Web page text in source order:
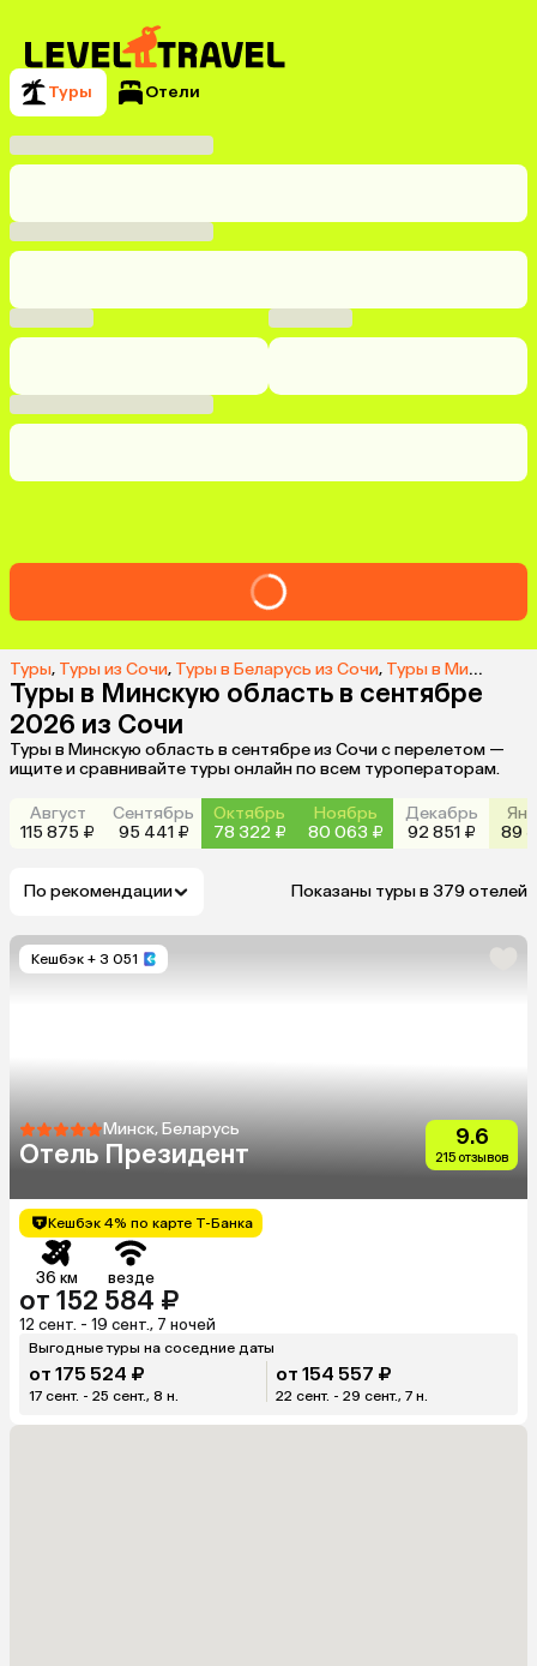
Туры Отели
Туры, Туры из Сочи, Туры в Беларусь из Сочи, Туры в Минскую область из Сочи
Туры в Минскую область в сентябре
2026 из Сочи
Туры в Минскую область в сентябре из Сочи с перелетом —
ищите и сравнивайте туры онлайн по всем туроператорам.
Август
115 875 ₽
Сентябрь
95 441 ₽
Октябрь
78 322 ₽
Ноябрь
80 063 ₽
Декабрь
92 851 ₽
89
По рекомендации Показаны туры в 379 отелей
Кешбэк + 3 051
Минск, Беларусь
Отель Президент
9.6
215 отзывов
Кешбэк 4% по карте Т-Банка
36 км везде
от 152 584 ₽
12 сент. - 19 сент., 7 ночей
Выгодные туры на соседние даты
от 175 524 ₽
17 сент. - 25 сент., 8 н.
от 154 557 ₽
22 сент. - 29 сент., 7 н.